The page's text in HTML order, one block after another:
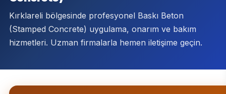
Kırklareli bölgesinde profesyonel Baskı Beton
(Stamped Concrete) uygulama, onarım ve bakım
hizmetleri. Uzman firmalarla hemen iletişime geçin.